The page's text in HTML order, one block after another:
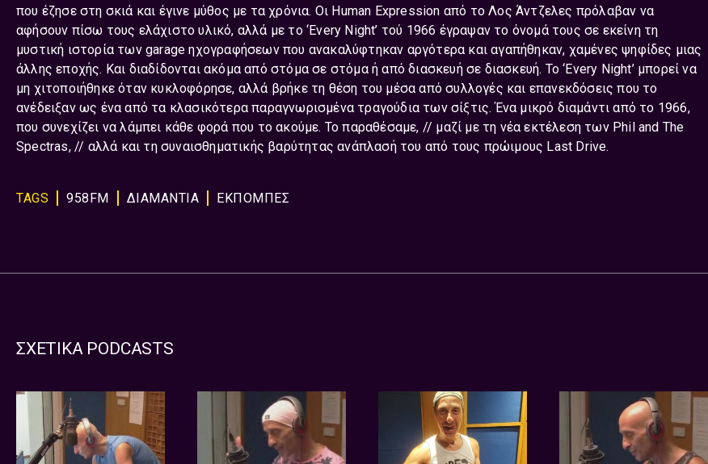
που έζησε στη σκιά και έγινε μύθος με τα χρόνια. Οι Human Expression από το Λος Άντζελες πρόλαβαν να
αφήσουν πίσω τους ελάχιστο υλικό, αλλά με το ‘Every Night’ τού 1966 έγραψαν το όνομά τους σε εκείνη τη
μυστική ιστορία των garage ηχογραφήσεων που ανακαλύφτηκαν αργότερα και αγαπήθηκαν, χαμένες ψηφίδες μιας
άλλης εποχής. Και διαδίδονται ακόμα από στόμα σε στόμα ή από διασκευή σε διασκευή. Το ‘Every Night’ μπορεί να
μη χιτοποιήθηκε όταν κυκλοφόρησε, αλλά βρήκε τη θέση του μέσα από συλλογές και επανεκδόσεις που το
ανέδειξαν ως ένα από τα κλασικότερα παραγνωρισμένα τραγούδια των σίξτις. Ένα μικρό διαμάντι από το 1966,
που συνεχίζει να λάμπει κάθε φορά που το ακούμε. Το παραθέσαμε, // μαζί με τη νέα εκτέλεση των Phil and The
Spectras, // αλλά και τη συναισθηματικής βαρύτητας ανάπλασή του από τους πρώιμους Last Drive.
TAGS 958FM ΔΙΑΜΑΝΤΙΑ ΕΚΠΟΜΠΈΣ
ΣΧΕΤΙΚΑ PODCASTS